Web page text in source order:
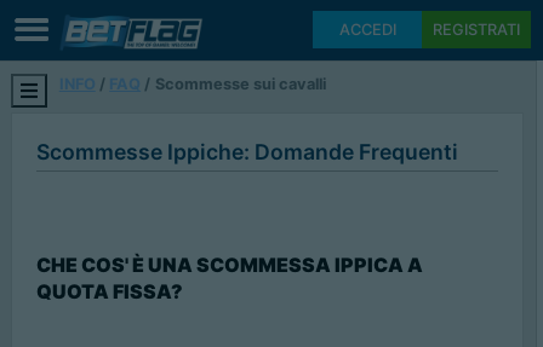
ACCEDI REGISTRATI
INFO FAQ Scommesse sui cavalli
Scommesse Ippiche: Domande Frequenti
CHE COS' È UNA SCOMMESSA IPPICA A
QUOTA FISSA?